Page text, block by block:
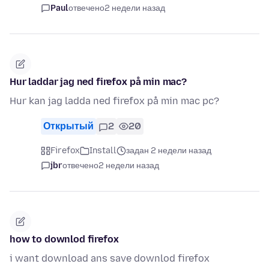
Paulотвечено2 недели назад
Hur laddar jag ned firefox på min mac?
Hur kan jag ladda ned firefox på min mac pc?
Открытый 2 20
Firefox Install
задан 2 недели назад
jbrотвечено2 недели назад
how to downlod firefox
i want download ans save downlod firefox